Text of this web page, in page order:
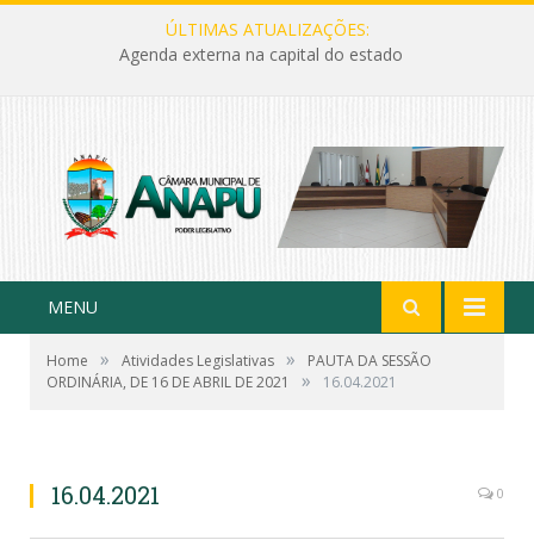
ÚLTIMAS ATUALIZAÇÕES:
Agenda externa na capital do estado
MENU
Home » Atividades Legislativas »
PAUTA DA SESSÃO
ORDINÁRIA, DE 16 DE ABRIL DE 2021
» 16.04.2021
16.04.2021 0